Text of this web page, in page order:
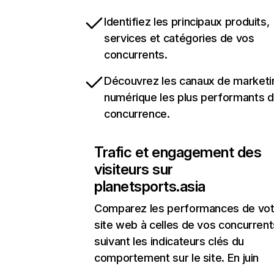
Identifiez les principaux produits,
services et catégories de vos
concurrents.
Découvrez les canaux de
numérique les plus performants
concurrence.
Trafic et engagement des
visiteurs sur
planetsports.asia
Comparez les performances de
site web à celles de vos
suivant les indicateurs clés du
comportement sur le site. En juin